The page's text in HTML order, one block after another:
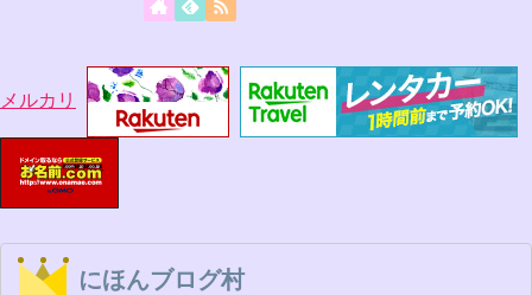
メルカリ
にほんブログ村